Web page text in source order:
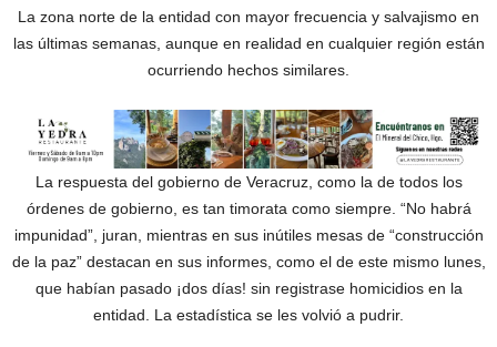
La zona norte de la entidad con mayor frecuencia y salvajismo en
las últimas semanas, aunque en realidad en cualquier región están
ocurriendo hechos similares.
La respuesta del gobierno de Veracruz, como la de todos los
órdenes de gobierno, es tan timorata como siempre. “No habrá
impunidad”, juran, mientras en sus inútiles mesas de “construcción
de la paz” destacan en sus informes, como el de este mismo lunes,
que habían pasado ¡dos días! sin registrase homicidios en la
entidad. La estadística se les volvió a pudrir.